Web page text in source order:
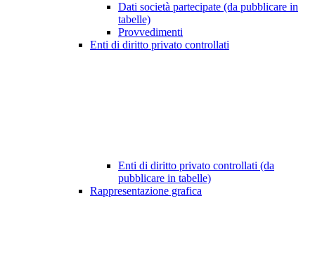
Dati società partecipate (da pubblicare in
tabelle)
Provvedimenti
Enti di diritto privato controllati
Enti di diritto privato controllati (da
pubblicare in tabelle)
Rappresentazione grafica